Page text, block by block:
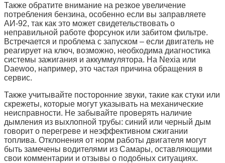
Также обратите внимание на резкое увеличение
потребления бензина, особенно если вы заправляете
АИ-92, так как это может свидетельствовать о
неправильной работе форсунок или забитом фильтре.
Встречается и проблема с запуском – если двигатель не
реагирует на ключ, возможно, необходима диагностика
системы зажигания и аккуммулятора. На Nexia или
Daewoo, например, это частая причина обращения в
сервис.
Также учитывайте посторонние звуки, такие как стуки или
скрежеты, которые могут указывать на механические
неисправности. Не забывайте проверять наличие
дымления из выхлопной трубы: синий или черный дым
говорит о перегреве и неэффективном сжигании
топлива. Отклонения от норм работы двигателя могут
быть замечены водителями из Самары, оставляющими
свои комментарии и отзывы о подобных ситуациях.